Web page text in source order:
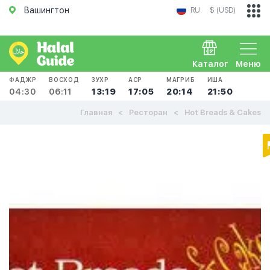
Вашингтон RU $ (USD)
Меню
Каталог
ФАДЖР
04:30
ВОСХОД
06:11
ЗУХР
13:19
АСР
17:05
МАГРИБ
20:14
ИША
21:50
Главная Ресторан Hot Breads & Cakes